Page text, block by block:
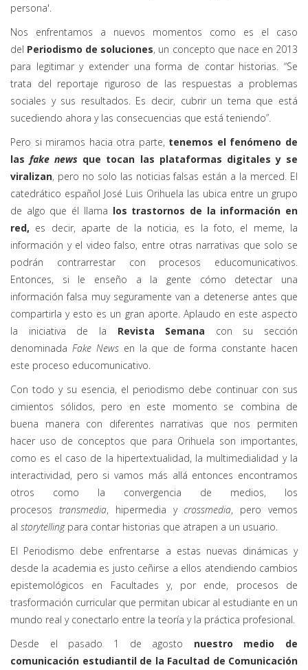
persona'.
Nos enfrentamos a nuevos momentos como es el caso
del Periodismo de soluciones, un concepto que nace en 2013
para legitimar y extender una forma de contar historias. “Se
trata del reportaje riguroso de las respuestas a problemas
sociales y sus resultados. Es decir, cubrir un tema que está
sucediendo ahora y las consecuencias que está teniendo”.
Pero si miramos hacia otra parte, tenemos el fenómeno de
lasfake news que tocan las plataformas digitales y se
viralizan, pero no solo las noticias falsas están a la merced. El
catedrático español José Luis Orihuela las ubica entre un grupo
de algo que él llama los trastornos de la información en
red, es decir, aparte de la noticia, es la foto, el meme, la
información y el video falso, entre otras narrativas que solo se
podrán contrarrestar con procesos educomunicativos.
Entonces, si le enseño a la gente cómo detectar una
información falsa muy seguramente van a detenerse antes que
compartirla y esto es un gran aporte. Aplaudo en este aspecto
la iniciativa de la Revista Semana con su sección
denominada Fake Newsen la que de forma constante hacen
este proceso educomunicativo.
Con todo y su esencia, el periodismo debe continuar con sus
cimientos sólidos, pero en este momento se combina de
buena manera con diferentes narrativas que nos permiten
hacer uso de conceptos que para Orihuela son importantes,
como es el caso de la hipertextualidad, la multimedialidad y la
interactividad, pero si vamos más allá entonces encontramos
otros como la convergencia de medios, los
procesos transmedia, hipermedia ycrossmedia, pero vemos
al storytellingpara contar historias que atrapen a un usuario.
El Periodismo debe enfrentarse a estas nuevas dinámicas y
desde la academia es justo ceñirse a ellos atendiendo cambios
epistemológicos en Facultades y, por ende, procesos de
trasformación curricular que permitan ubicar al estudiante en un
mundo real y conectarlo entre la teoría y la práctica profesional.
Desde el pasado 1 de agosto nuestro medio de
comunicación estudiantil de la Facultad de Comunicación